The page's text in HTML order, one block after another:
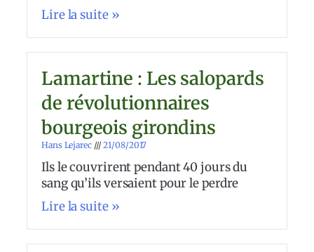
Lire la suite »
Lamartine : Les salopards
de révolutionnaires
bourgeois girondins
Hans Lejarec 21/08/2017
Ils le couvrirent pendant 40 jours du
sang qu’ils versaient pour le perdre
Lire la suite »